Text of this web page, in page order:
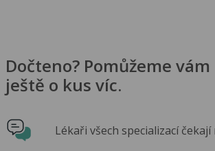
Dočteno? Pomůžeme vám
ještě o kus víc.
Lékaři všech specializací čekají